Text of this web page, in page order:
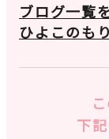
ブログ一覧
ひよこのも
下